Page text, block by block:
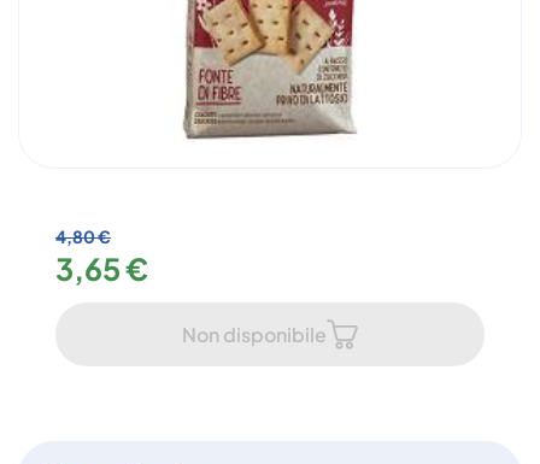
4,80 €
3,65 €
Non disponibile